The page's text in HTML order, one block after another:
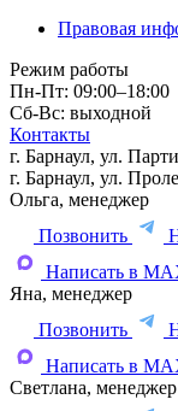
Правовая
Режим работы
Пн-Пт: 09:00–18:00
Сб-Вс: выходной
Контакты
г. Барнаул, ул.
г. Барнаул, ул.
Ольга, менеджер
Позвонить
Написать в
Яна, менеджер
Позвонить
Написать в
Светлана, менеджер